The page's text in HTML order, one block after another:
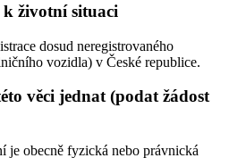
životní situaci
dosud neregistrovaného
vozidla) v České republice.
věci jednat (podat žádost
je obecně fyzická nebo právnická